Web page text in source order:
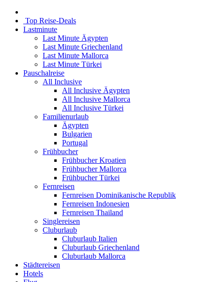
Top Reise-Deals
Lastminute
Last Minute Ägypten
Last Minute Griechenland
Last Minute Mallorca
Last Minute Türkei
Pauschalreise
All Inclusive
All Inclusive Ägypten
All Inclusive Mallorca
All Inclusive Türkei
Familienurlaub
Ägypten
Bulgarien
Portugal
Frühbucher
Frühbucher Kroatien
Frühbucher Mallorca
Frühbucher Türkei
Fernreisen
Fernreisen Dominikanische Republik
Fernreisen Indonesien
Fernreisen Thailand
Singlereisen
Cluburlaub
Cluburlaub Italien
Cluburlaub Griechenland
Cluburlaub Mallorca
Städtereisen
Hotels